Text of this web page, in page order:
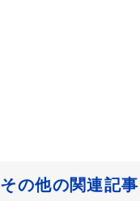
その他の関連記事